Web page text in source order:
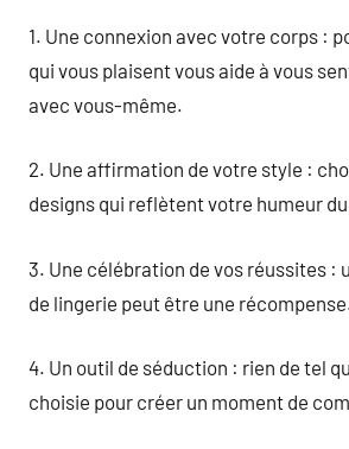
1. Une connexion avec votre corps :
qui vous plaisent vous aide à vous
avec vous-même.
2. Une affirmation de votre style :
designs qui reflètent votre humeur
3. Une célébration de vos réussites :
de lingerie peut être une
4. Un outil de séduction : rien de tel
choisie pour créer un moment de